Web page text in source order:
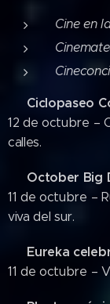
Cine en
Ciclopaseo
12 de octubre –
calles.
October Big
11 de octubre –
viva del sur.
Eureka
11 de octubre –